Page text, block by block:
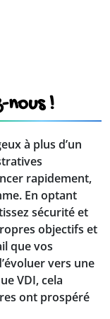
nous !
à plus d’un
rapidement,
En optant
sécurité et
objectifs et
que vos
vers une
VDI, cela
ont prospéré